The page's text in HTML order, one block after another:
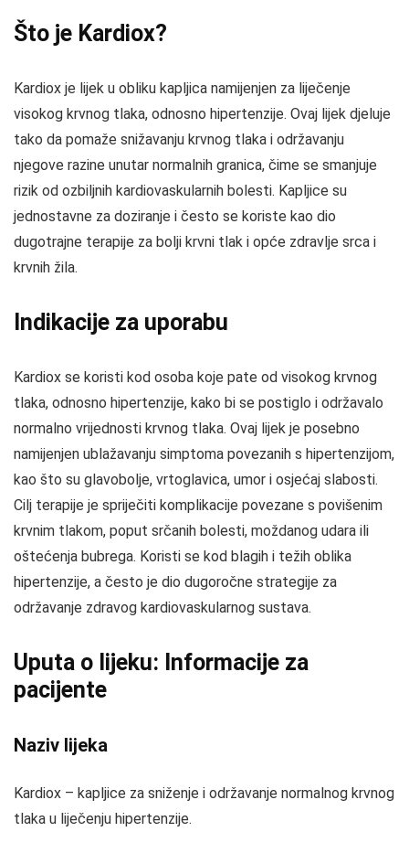
Što je Kardiox?
Kardiox je lijek u obliku kapljica namijenjen za liječenje
visokog krvnog tlaka, odnosno hipertenzije. Ovaj lijek djeluje
tako da pomaže snižavanju krvnog tlaka i održavanju
njegove razine unutar normalnih granica, čime se smanjuje
rizik od ozbiljnih kardiovaskularnih bolesti. Kapljice su
jednostavne za doziranje i često se koriste kao dio
dugotrajne terapije za bolji krvni tlak i opće zdravlje srca i
krvnih žila.
Indikacije za uporabu
Kardiox se koristi kod osoba koje pate od visokog krvnog
tlaka, odnosno hipertenzije, kako bi se postiglo i održavalo
normalno vrijednosti krvnog tlaka. Ovaj lijek je posebno
namijenjen ublažavanju simptoma povezanih s hipertenzijom,
kao što su glavobolje, vrtoglavica, umor i osjećaj slabosti.
Cilj terapije je spriječiti komplikacije povezane s povišenim
krvnim tlakom, poput srčanih bolesti, moždanog udara ili
oštećenja bubrega. Koristi se kod blagih i težih oblika
hipertenzije, a često je dio dugoročne strategije za
održavanje zdravog kardiovaskularnog sustava.
Uputa o lijeku: Informacije za
pacijente
Naziv lijeka
Kardiox – kapljice za sniženje i održavanje normalnog krvnog
tlaka u liječenju hipertenzije.